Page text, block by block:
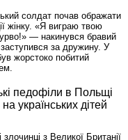
солдат почав ображати
жінку. «Я виграю твою
— накинувся бравий
за дружину. У
жорстоко побитий
педофіли в Польщі
українських дітей
злочинці з Великої Британії